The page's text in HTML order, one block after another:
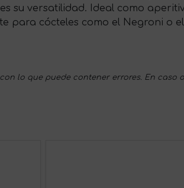
su versatilidad. Ideal como
para cócteles como el Negroni o
lo que puede contener errores. En caso